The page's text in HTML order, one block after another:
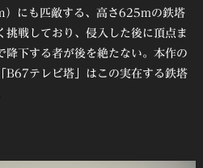
）にも匹敵する、高さ625mの鉄塔
挑戦しており、侵入した後に頂点ま
降下する者が後を絶たない。本作の
B67テレビ塔」はこの実在する鉄塔